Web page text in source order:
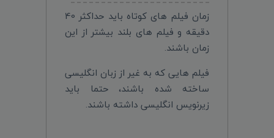
زمان فیلم های کوتاه باید حداکثر 40
دقیقه و فیلم های بلند بیشتر از این
زمان باشند.
فیلم هایی که به غیر از زبان انگلیسی
ساخته شده باشند، حتما باید
زیرنویس انگلیسی داشته باشند.